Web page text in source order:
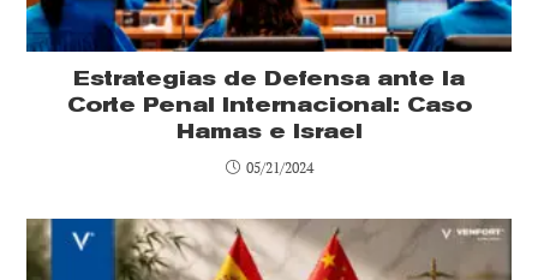
Estrategias de Defensa ante la
Corte Penal Internacional: Caso
Hamas e Israel
05/21/2024